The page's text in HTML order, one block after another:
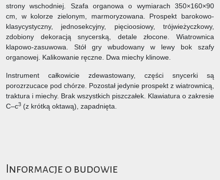
strony wschodniej. Szafa organowa o wymiarach 350×160×90
cm, w kolorze zielonym, marmoryzowana. Prospekt barokowo-
klasycystyczny, jednosekcyjny, pięcioosiowy, trójwieżyczkowy,
zdobiony dekoracją snycerską, detale złocone. Wiatrownica
klapowo-zasuwowa. Stół gry wbudowany w lewy bok szafy
organowej. Kalikowanie ręczne. Dwa miechy klinowe.
Instrument całkowicie zdewastowany, części snycerki są
porozrzucace pod chórze. Pozostał jedynie prospekt z wiatrownicą,
traktura i miechy. Brak wszystkich piszczałek. Klawiatura o zakresie
C–c3 (z krótką oktawą), zapadnięta.
Informacje o budowie